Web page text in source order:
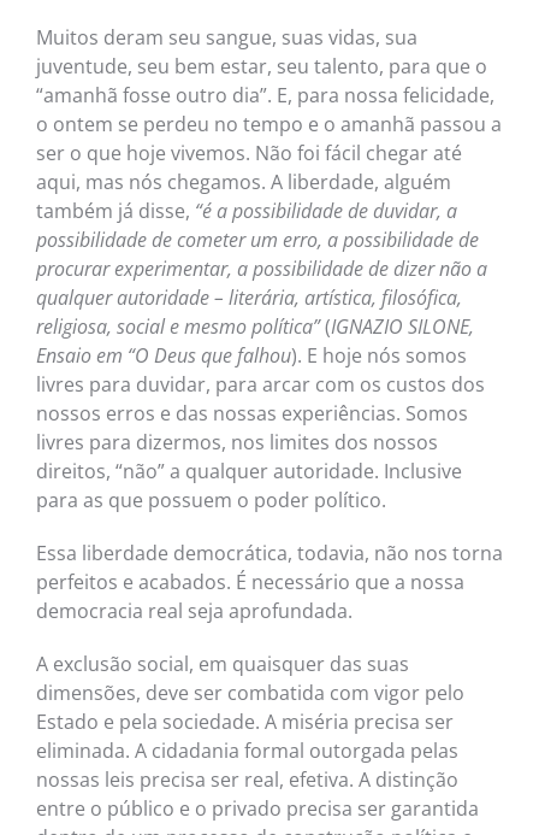
Muitos deram seu sangue, suas vidas, sua
juventude, seu bem estar, seu talento, para que o
“amanhã fosse outro dia”. E, para nossa felicidade,
o ontem se perdeu no tempo e o amanhã passou a
ser o que hoje vivemos. Não foi fácil chegar até
aqui, mas nós chegamos. A liberdade, alguém
também já disse, “é a possibilidade de duvidar, a
possibilidade de cometer um erro, a possibilidade de
procurar experimentar, a possibilidade de dizer não a
qualquer autoridade – literária, artística, filosófica,
religiosa, social e mesmo política”(IGNAZIO SILONE,
Ensaio em “O Deus que falhou). E hoje nós somos
livres para duvidar, para arcar com os custos dos
nossos erros e das nossas experiências. Somos
livres para dizermos, nos limites dos nossos
direitos, “não” a qualquer autoridade. Inclusive
para as que possuem o poder político.
Essa liberdade democrática, todavia, não nos torna
perfeitos e acabados. É necessário que a nossa
democracia real seja aprofundada.
A exclusão social, em quaisquer das suas
dimensões, deve ser combatida com vigor pelo
Estado e pela sociedade. A miséria precisa ser
eliminada. A cidadania formal outorgada pelas
nossas leis precisa ser real, efetiva. A distinção
entre o público e o privado precisa ser garantida